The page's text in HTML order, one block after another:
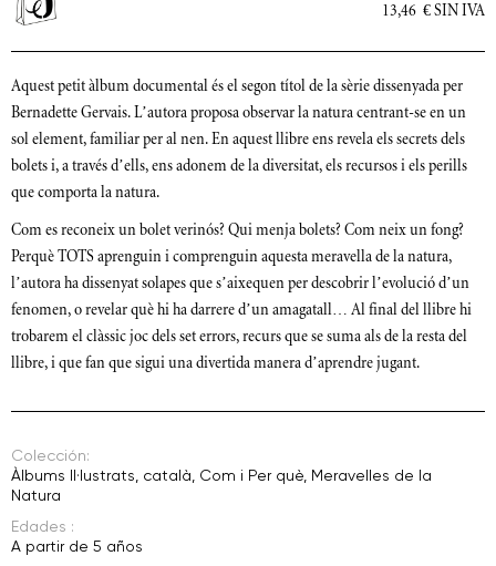
13,46 € SIN IVA
Aquest petit àlbum documental és el segon títol de la sèrie dissenyada per
Bernadette Gervais. L’autora proposa observar la natura centrant-se en un
sol element, familiar per al nen. En aquest llibre ens revela els secrets dels
bolets i, a través d’ells, ens adonem de la diversitat, els recursos i els perills
que comporta la natura.
Com es reconeix un bolet verinós? Qui menja bolets? Com neix un fong?
Perquè TOTS aprenguin i comprenguin aquesta meravella de la natura,
l’autora ha dissenyat solapes que s’aixequen per descobrir l’evolució d’un
fenomen, o revelar què hi ha darrere d’un amagatall… Al final del llibre hi
trobarem el clàssic joc dels set errors, recurs que se suma als de la resta del
llibre, i que fan que sigui una divertida manera d’aprendre jugant.
Colección:
Àlbums Il·lustrats català Com i Per què Meravelles de la
Natura
Edades :
A partir de 5 años